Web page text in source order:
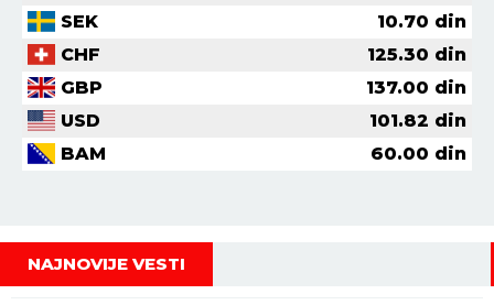
SEK
10.70 din
CHF
125.30 din
GBP
137.00 din
USD
101.82 din
BAM
60.00 din
NAJNOVIJE VESTI